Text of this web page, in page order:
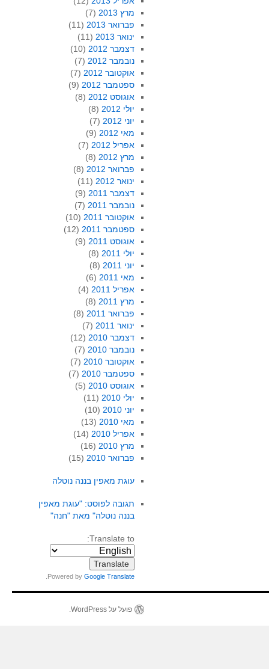
מרץ 2013
(7)
פברואר 2013
(11)
ינואר 2013
(11)
דצמבר 2012
(10)
נובמבר 2012
(7)
אוקטובר 2012
(7)
ספטמבר 2012
(9)
אוגוסט 2012
(8)
יולי 2012
(8)
יוני 2012
(7)
מאי 2012
(9)
אפריל 2012
(7)
מרץ 2012
(8)
פברואר 2012
(8)
ינואר 2012
(11)
דצמבר 2011
(9)
נובמבר 2011
(7)
אוקטובר 2011
(10)
ספטמבר 2011
(12)
אוגוסט 2011
(9)
יולי 2011
(8)
יוני 2011
(8)
מאי 2011
(6)
אפריל 2011
(4)
מרץ 2011
(8)
פברואר 2011
(8)
ינואר 2011
(7)
דצמבר 2010
(12)
נובמבר 2010
(7)
אוקטובר 2010
(7)
ספטמבר 2010
(7)
אוגוסט 2010
(5)
יולי 2010
(11)
יוני 2010
(10)
מאי 2010
(13)
אפריל 2010
(14)
מרץ 2010
(16)
פברואר 2010
(15)
עוגת מאפין בננה נוטלה
תגובה לפוסט: "עוגת מאפין
בננה נוטלה" מאת "חנה"
Translate to:
Powered byGoogle Translate
פועל על WordPress.